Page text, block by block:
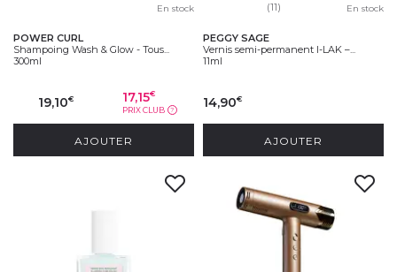
En stock
POWER CURL
Shampoing Wash & Glow - Tous...
300ml
19,10€ 17,15€
PRIX CLUB ?
AJOUTER
(11) En stock
PEGGY SAGE
Vernis semi-permanent I-LAK –...
11ml
14,90€
AJOUTER